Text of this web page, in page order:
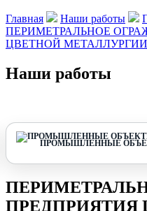
Главная Наши работы
ПЕРИМЕТРАЛЬНОЕ
ЦВЕТНОЙ МЕТАЛЛУРГИИ
Наши работы
ПРОМЫШЛЕННЫЕ
ПРЕДПРИЯТИЯ